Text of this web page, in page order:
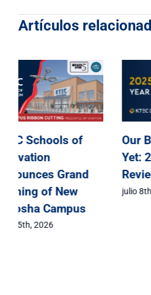
Artículos
KTEC Schools of
Innovation
Celebrates Class of
2026 Signing Day
mayo 1st, 2026